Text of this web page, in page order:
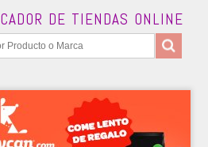
DE TIENDAS ONLINE